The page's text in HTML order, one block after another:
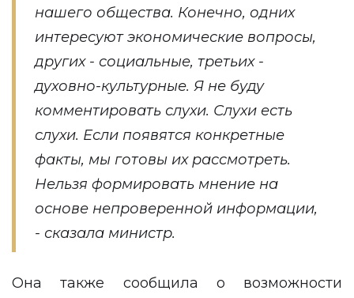
нашего общества. Конечно, одних
интересуют экономические вопросы,
других - социальные, третьих -
духовно-культурные. Я не буду
комментировать слухи. Слухи есть
слухи. Если появятся конкретные
факты, мы готовы их рассмотреть.
Нельзя формировать мнение на
основе непроверенной информации,
- сказала министр.
Она также сообщила о возможности